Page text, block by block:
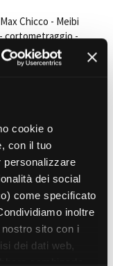
cookie o
con il tuo
personalizzare
dei social
come specificato
inoltre
sito con i
dei dati web,
Chicco - Meibi
cortometraggio -